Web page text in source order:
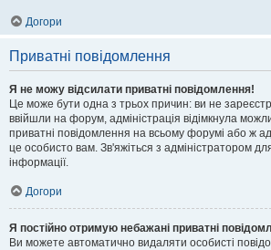
Догори
Приватні повідомлення
Я не можу відсилати приватні повідомлення!
Це може бути одна з трьох причин: ви не
ввійшли на форум, адміністрація відімкнула
приватні повідомлення на всьому форумі або ж
це особисто вам. Зв'яжіться з адміністратором
інформації.
Догори
Я постійно отримую небажані приватні
Ви можете автоматично видаляти особисті